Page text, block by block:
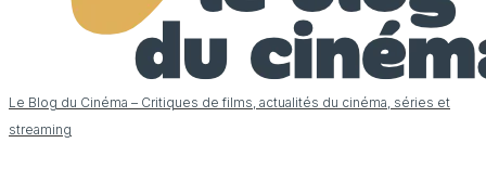
Le Blog du Cinéma – Critiques de films, actualités du cinéma, séries et
streaming